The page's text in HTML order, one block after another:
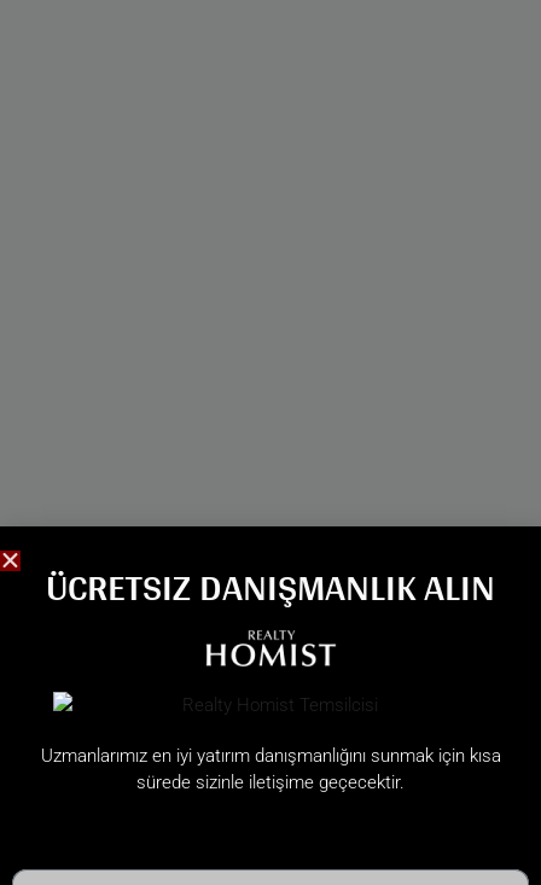
ÜCRETSIZ DANIŞMANLIK ALIN
Uzmanlarımız en iyi yatırım danışmanlığını sunmak için kısa
sürede sizinle iletişime geçecektir.